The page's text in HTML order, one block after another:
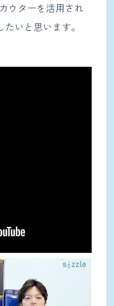
ウターを活用され
いと思います。